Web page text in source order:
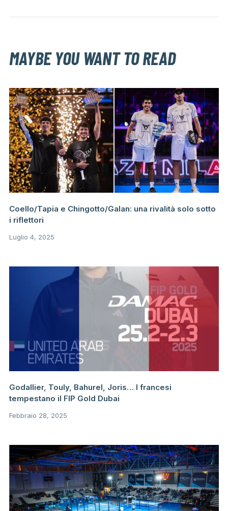
MAYBE YOU WANT TO READ
Coello/Tapia e Chingotto/Galan: una rivalità solo sotto
i riflettori
Luglio 4, 2025
Godallier, Touly, Bahurel, Joris… I francesi
tempestano il FIP Gold Dubai
Febbraio 28, 2025